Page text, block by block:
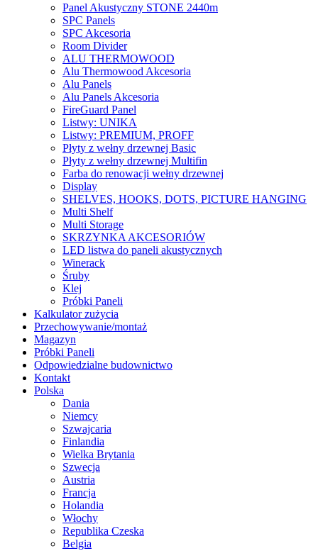
Panel Akustyczny STONE 2440m
SPC Panels
SPC Akcesoria
Room Divider
ALU THERMOWOOD
Alu Thermowood Akcesoria
Alu Panels
Alu Panels Akcesoria
FireGuard Panel
Listwy: UNIKA
Listwy: PREMIUM, PROFF
Płyty z wełny drzewnej Basic
Płyty z wełny drzewnej Multifin
Farba do renowacji wełny drzewnej
Display
SHELVES, HOOKS, DOTS, PICTURE HANGING
Multi Shelf
Multi Storage
SKRZYNKA AKCESORIÓW
LED listwa do paneli akustycznych
Winerack
Śruby
Klej
Próbki Paneli
Kalkulator zużycia
Przechowywanie/montaż
Magazyn
Próbki Paneli
Odpowiedzialne budownictwo
Kontakt
Polska
Dania
Niemcy
Szwajcaria
Finlandia
Wielka Brytania
Szwecja
Austria
Francja
Holandia
Włochy
Republika Czeska
Belgia